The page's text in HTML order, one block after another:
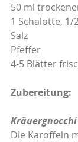
50 ml
1 Schalotte, 1/
Salz
Pfeffer
4-5 Blätter
Zubereitung:
Kräuergnocchi
Die Karoffeln